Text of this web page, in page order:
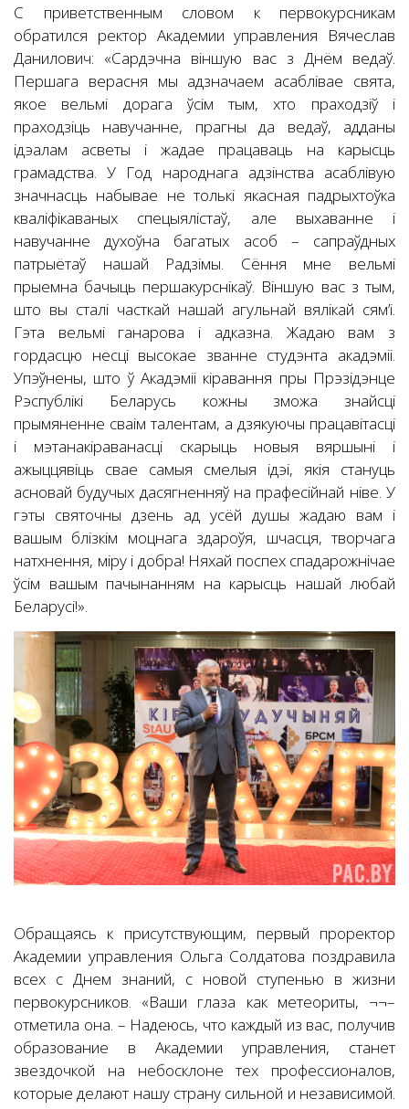
С приветственным словом к первокурсникам
обратился ректор Академии управления Вячеслав
Данилович: «Сардэчна віншую вас з Днём ведаў.
Першага верасня мы адзначаем асаблівае свята,
якое вельмі дорага ўсім тым, хто праходзіў і
праходзіць навучанне, прагны да ведаў, адданы
ідэалам асветы і жадае працаваць на карысць
грамадства. У Год народнага адзінства асаблівую
значнасць набывае не толькі якасная падрыхтоўка
кваліфікаваных спецыялістаў, але выхаванне i
навучанне духоўна багатых асоб – сапраўдных
патрыётаў нашай Радзімы. Сёння мне вельмі
прыемна бачыць першакурснікаў. Віншую вас з тым,
што вы сталі часткай нашай агульнай вялікай сям’і.
Гэта вельмі ганарова і адказна. Жадаю вам з
гордасцю несці высокае званне студэнта акадэміі.
Упэўнены, што ў Акадэміі кіравання пры Прэзідэнце
Рэспублікі Беларусь кожны зможа знайсці
прымяненне сваім талентам, а дзякуючы працавітасці
i мэтанакіраванасці скарыць новыя вяршыні i
ажыццявіць свае самыя смелыя ідэі, якія стануць
асновай будучых дасягненняў на прафесійнай ніве. У
гэты святочны дзень ад усёй душы жадаю вам і
вашым блізкім моцнага здароўя, шчасця, творчага
натхнення, міру і добра! Няхай поспех спадарожнічае
ўсім вашым пачынанням на карысць нашай любай
Беларусі!».
Обращаясь к присутствующим, первый проректор
Академии управления Ольга Солдатова поздравила
всех с Днем знаний, с новой ступенью в жизни
первокурсников. «Ваши глаза как метеориты, ¬¬–
отметила она. – Надеюсь, что каждый из вас, получив
образование в Академии управления, станет
звездочкой на небосклоне тех профессионалов,
которые делают нашу страну сильной и независимой.